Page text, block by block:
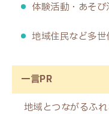
体験活動・あそび
地域住民など多
一言PR
地域とつながるふ